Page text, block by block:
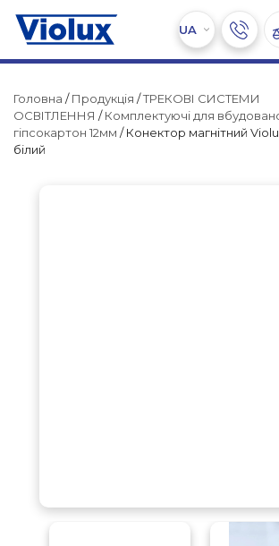
Головна /Продукція /ТРЕКОВІ СИСТЕМИ
ОСВІТЛЕННЯ /Комплектуючі для
гіпсокартон 12мм / Конектор магнітний
білий